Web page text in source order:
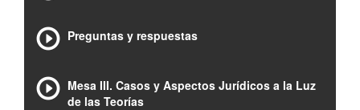
Preguntas y respuestas
Mesa III. Casos y Aspectos Jurídicos a la Luz
de las Teorías